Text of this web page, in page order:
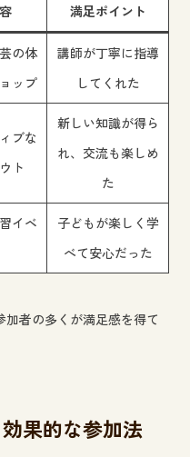
満足ポイント
の体
ップ
講師が丁寧に指導
してくれた
ブな
ト
新しい知識が得ら
れ、交流も楽しめ
た
イベ
子どもが楽しく学
べて安心だった
者の多くが満足感を得て
果的な参加法